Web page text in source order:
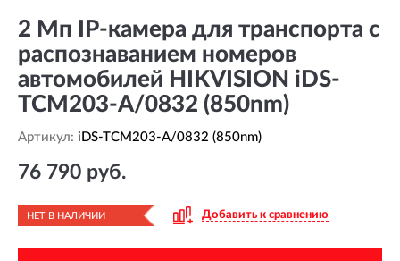
2 Мп IP-камера для транспорта с
распознаванием номеров
автомобилей HIKVISION iDS-
TCM203-A/0832 (850nm)
Артикул: iDS-TCM203-A/0832 (850nm)
76 790 руб.
НЕТ В НАЛИЧИИ Добавить к сравнению